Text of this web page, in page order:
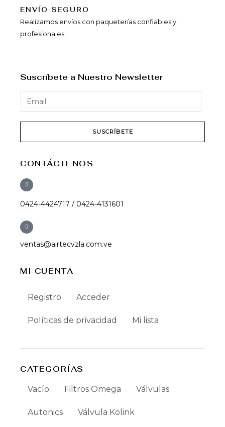
ENVÍ­O SEGURO
Realizamos envíos con paqueterías confiables y
profesionales
Suscríbete a Nuestro Newsletter
SUSCRÍBETE
CONTÁCTENOS
0424-4424717 / 0424-4131601
ventas@airtecvzla.com.ve
MI CUENTA
Registro Acceder
Políticas de privacidad Mi lista
CATEGORÍAS
Vacío Filtros Omega Válvulas
Autonics Válvula Kolink